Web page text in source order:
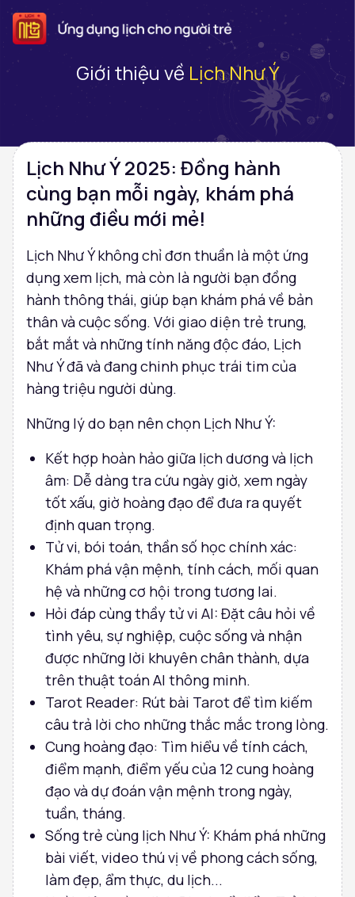
Giới thiệu về Lịch Như Ý
Lịch Như Ý 2025: Đồng hành
cùng bạn mỗi ngày, khám phá
những điều mới mẻ!
Lịch Như Ý không chỉ đơn thuần là một ứng
dụng xem lịch, mà còn là người bạn đồng
hành thông thái, giúp bạn khám phá về bản
thân và cuộc sống. Với giao diện trẻ trung,
bắt mắt và những tính năng độc đáo, Lịch
Như Ý đã và đang chinh phục trái tim của
hàng triệu người dùng.
Những lý do bạn nên chọn Lịch Như Ý:
Kết hợp hoàn hảo giữa lịch dương và lịch
âm: Dễ dàng tra cứu ngày giờ, xem ngày
tốt xấu, giờ hoàng đạo để đưa ra quyết
định quan trọng.
Tử vi, bói toán, thần số học chính xác:
Khám phá vận mệnh, tính cách, mối quan
hệ và những cơ hội trong tương lai.
Hỏi đáp cùng thầy tử vi AI: Đặt câu hỏi về
tình yêu, sự nghiệp, cuộc sống và nhận
được những lời khuyên chân thành, dựa
trên thuật toán AI thông minh.
Tarot Reader: Rút bài Tarot để tìm kiếm
câu trả lời cho những thắc mắc trong lòng.
Cung hoàng đạo: Tìm hiểu về tính cách,
điểm mạnh, điểm yếu của 12 cung hoàng
đạo và dự đoán vận mệnh trong ngày,
tuần, tháng.
Sống trẻ cùng lịch Như Ý: Khám phá những
bài viết, video thú vị về phong cách sống,
làm đẹp, ẩm thực, du lịch...